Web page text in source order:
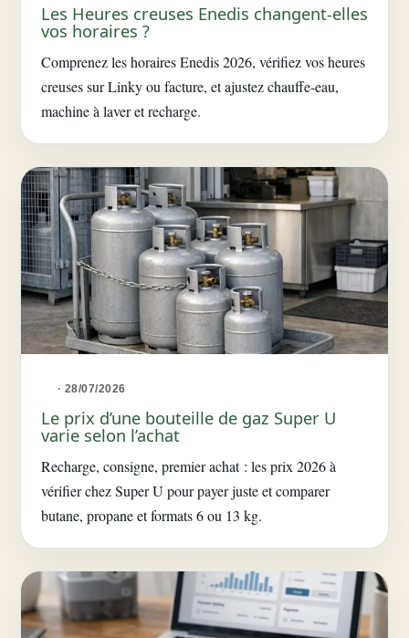
Les Heures creuses Enedis changent-elles
vos horaires ?
Comprenez les horaires Enedis 2026, vérifiez vos heures
creuses sur Linky ou facture, et ajustez chauffe-eau,
machine à laver et recharge.
· 28/07/2026
Le prix d’une bouteille de gaz Super U
varie selon l’achat
Recharge, consigne, premier achat : les prix 2026 à
vérifier chez Super U pour payer juste et comparer
butane, propane et formats 6 ou 13 kg.